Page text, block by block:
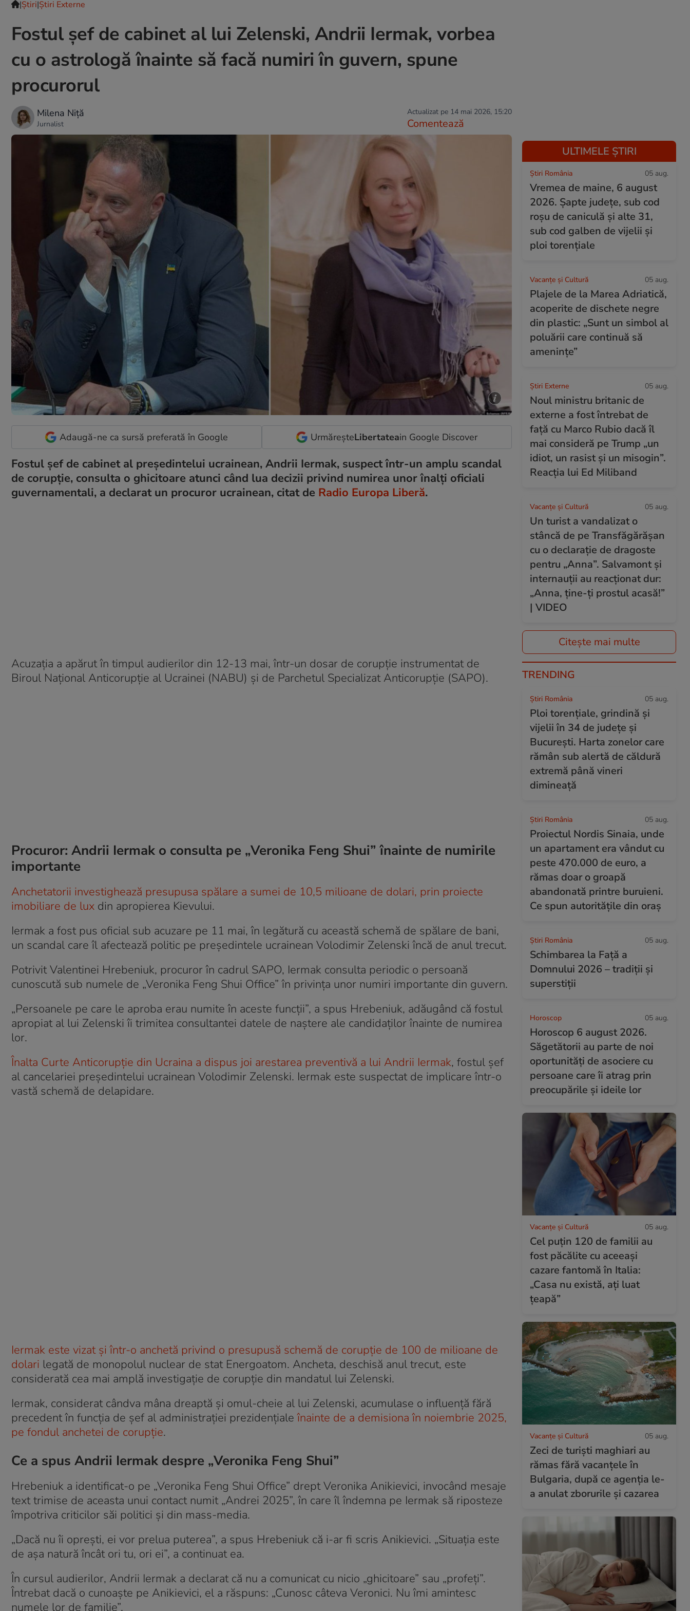
|Ştiri|Știri Externe
Fostul șef de cabinet al lui Zelenski, Andrii Iermak, vorbea
cu o astrologă înainte să facă numiri în guvern, spune
procurorul
Milena Niță
Jurnalist
Actualizat pe 14 mai 2026, 15:20
Comentează
Adaugă-ne ca sursă preferată în Google UrmăreșteLibertateain Google Discover
Fostul șef de cabinet al președintelui ucrainean, Andrii Iermak, suspect într-un amplu scandal
de corupție, consulta o ghicitoare atunci când lua decizii privind numirea unor înalți oficiali
guvernamentali, a declarat un procuror ucrainean, citat de Radio Europa Liberă.
Acuzația a apărut în timpul audierilor din 12-13 mai, într-un dosar de corupție instrumentat de
Biroul Național Anticorupție al Ucrainei (NABU) și de Parchetul Specializat Anticorupție (SAPO).
Procuror: Andrii Iermak o consulta pe „Veronika Feng Shui” înainte de numirile
importante
Anchetatorii investighează presupusa spălare a sumei de 10,5 milioane de dolari, prin proiecte
imobiliare de lux din apropierea Kievului.
Iermak a fost pus oficial sub acuzare pe 11 mai, în legătură cu această schemă de spălare de bani,
un scandal care îl afectează politic pe președintele ucrainean Volodimir Zelenski încă de anul trecut.
Potrivit Valentinei Hrebeniuk, procuror în cadrul SAPO, Iermak consulta periodic o persoană
cunoscută sub numele de „Veronika Feng Shui Office” în privința unor numiri importante din guvern.
„Persoanele pe care le aproba erau numite în aceste funcții”, a spus Hrebeniuk, adăugând că fostul
apropiat al lui Zelenski îi trimitea consultantei datele de naștere ale candidaților înainte de numirea
lor.
Înalta Curte Anticorupție din Ucraina a dispus joi arestarea preventivă a lui Andrii Iermak, fostul șef
al cancelariei președintelui ucrainean Volodimir Zelenski. Iermak este suspectat de implicare într-o
vastă schemă de delapidare.
Iermak este vizat și într-o anchetă privind o presupusă schemă de corupție de 100 de milioane de
dolari legată de monopolul nuclear de stat Energoatom. Ancheta, deschisă anul trecut, este
considerată cea mai amplă investigație de corupție din mandatul lui Zelenski.
Iermak, considerat cândva mâna dreaptă și omul-cheie al lui Zelenski, acumulase o influență fără
precedent în funcția de șef al administrației prezidențialeînainte de a demisiona în noiembrie 2025,
pe fondul anchetei de corupție.
Ce a spus Andrii Iermak despre „Veronika Feng Shui”
Hrebeniuk a identificat-o pe „Veronika Feng Shui Office” drept Veronika Anikievici, invocând mesaje
text trimise de aceasta unui contact numit „Andrei 2025”, în care îl îndemna pe Iermak să riposteze
împotriva criticilor săi politici și din mass-media.
„Dacă nu îi oprești, ei vor prelua puterea”, a spus Hrebeniuk că i-ar fi scris Anikievici. „Situația este
de așa natură încât ori tu, ori ei”, a continuat ea.
În cursul audierilor, Andrii Iermak a declarat că nu a comunicat cu nicio „ghicitoare” sau „profeți”.
Întrebat dacă o cunoaște pe Anikievici, el a răspuns: „Cunosc câteva Veronici. Nu îmi amintesc
numele lor de familie”.
ULTIMELE ȘTIRI
Știri România 05 aug.
Vremea de maine, 6 august
2026. Șapte județe, sub cod
roșu de caniculă și alte 31,
sub cod galben de vijelii și
ploi torențiale
Vacanțe și Cultură 05 aug.
Plajele de la Marea Adriatică,
acoperite de dischete negre
din plastic: „Sunt un simbol al
poluării care continuă să
amenințe”
Știri Externe 05 aug.
Noul ministru britanic de
externe a fost întrebat de
față cu Marco Rubio dacă îl
mai consideră pe Trump „un
idiot, un rasist și un misogin”.
Reacția lui Ed Miliband
Vacanțe și Cultură 05 aug.
Un turist a vandalizat o
stâncă de pe Transfăgărășan
cu o declarație de dragoste
pentru „Anna”. Salvamont și
internauții au reacționat dur:
„Anna, ține-ți prostul acasă!”
| VIDEO
Citește mai multe
TRENDING
Știri România 05 aug.
Ploi torențiale, grindină și
vijelii în 34 de județe și
București. Harta zonelor care
rămân sub alertă de căldură
extremă până vineri
dimineață
Știri România 05 aug.
Proiectul Nordis Sinaia, unde
un apartament era vândut cu
peste 470.000 de euro, a
rămas doar o groapă
abandonată printre buruieni.
Ce spun autoritățile din oraș
Știri România 05 aug.
Schimbarea la Față a
Domnului 2026 – tradiții și
superstiții
Horoscop 05 aug.
Horoscop 6 august 2026.
Săgetătorii au parte de noi
oportunități de asociere cu
persoane care îi atrag prin
preocupările și ideile lor
Vacanțe și Cultură 05 aug.
Cel puțin 120 de familii au
fost păcălite cu aceeași
cazare fantomă în Italia:
„Casa nu există, ați luat
țeapă”
Vacanțe și Cultură 05 aug.
Zeci de turiști maghiari au
rămas fără vacanțele în
Bulgaria, după ce agenția le-
a anulat zborurile și cazarea